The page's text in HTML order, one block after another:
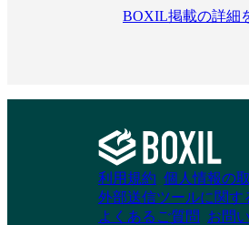
資料請求リストに追加 資料
wakucone plus
資料請求リストに追加
BOXIL掲載の詳細
利用規約 個人情報の
外部送信ツールに関す
よくあるご質問
お問